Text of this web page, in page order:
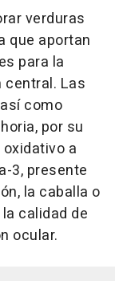
verduras
que aportan
para la
central. Las
como
por su
a
3, presente
la caballa o
calidad de
ocular.